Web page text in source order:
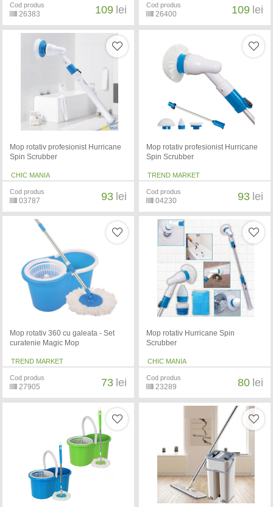
Cod produs
26383 109 lei Cod produs
26400 109 lei
Mop rotativ profesionist Hurricane
Spin Scrubber
CHIC MANIA
Cod produs
03787 93 lei
Mop rotativ profesionist Hurricane
Spin Scrubber
TREND MARKET
Cod produs
04230 93 lei
Mop rotativ 360 cu galeata - Set
curatenie Magic Mop
TREND MARKET
Cod produs
27905 73 lei
Mop rotativ Hurricane Spin
Scrubber
CHIC MANIA
Cod produs
23289 80 lei